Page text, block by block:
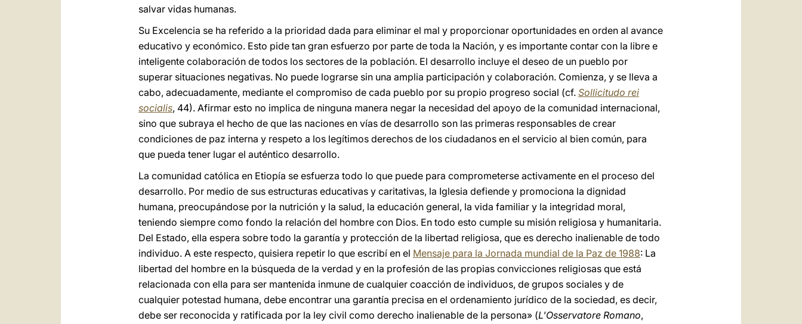
salvar vidas humanas.
Su Excelencia se ha referido a la prioridad dada para eliminar el mal y proporcionar oportunidades en orden al avance
educativo y económico. Esto pide tan gran esfuerzo por parte de toda la Nación, y es importante contar con la libre e
inteligente colaboración de todos los sectores de la población. El desarrollo incluye el deseo de un pueblo por
superar situaciones negativas. No puede lograrse sin una amplia participación y colaboración. Comienza, y se lleva a
cabo, adecuadamente, mediante el compromiso de cada pueblo por su propio progreso social (cf. Sollicitudo rei
socialis, 44). Afirmar esto no implica de ninguna manera negar la necesidad del apoyo de la comunidad internacional,
sino que subraya el hecho de que las naciones en vías de desarrollo son las primeras responsables de crear
condiciones de paz interna y respeto a los legítimos derechos de los ciudadanos en el servicio al bien común, para
que pueda tener lugar el auténtico desarrollo.
La comunidad católica en Etiopía se esfuerza todo lo que puede para comprometerse activamente en el proceso del
desarrollo. Por medio de sus estructuras educativas y caritativas, la Iglesia defiende y promociona la dignidad
humana, preocupándose por la nutrición y la salud, la educación general, la vida familiar y la integridad moral,
teniendo siempre como fondo la relación del hombre con Dios. En todo esto cumple su misión religiosa y humanitaria.
Del Estado, ella espera sobre todo la garantía y protección de la libertad religiosa, que es derecho inalienable de todo
individuo. A este respecto, quisiera repetir lo que escribí en el Mensaje para la Jornada mundial de la Paz de 1988: La
libertad del hombre en la búsqueda de la verdad y en la profesión de las propias convicciones religiosas que está
relacionada con ella para ser mantenida inmune de cualquier coacción de individuos, de grupos sociales y de
cualquier potestad humana, debe encontrar una garantía precisa en el ordenamiento jurídico de la sociedad, es decir,
debe ser reconocida y ratificada por la ley civil como derecho inalienable de la persona» (L'Osservatore Romano,